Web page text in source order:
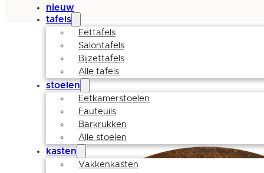
nieuw
tafels
Eettafels
Salontafels
Bijzettafels
Alle tafels
stoelen
Eetkamerstoelen
Fauteuils
Barkrukken
Alle stoelen
kasten
Vakkenkasten